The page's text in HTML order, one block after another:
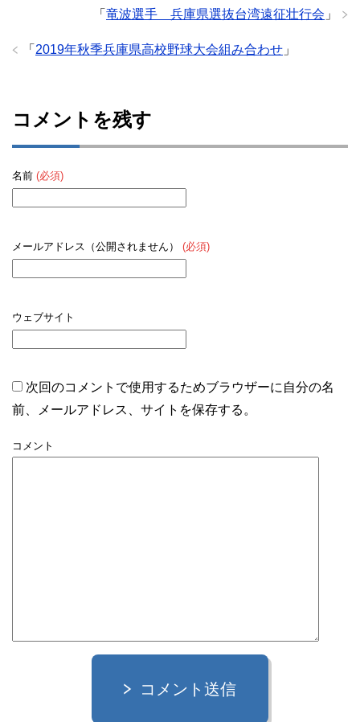
「 竜波選手 兵庫県選抜台湾遠征壮行会 」
「 2019年秋季兵庫県高校野球大会組み合わせ 」
コメントを残す
名前 (必須)
メールアドレス（公開されません） (必須)
ウェブサイト
次回のコメントで使用するためブラウザーに自分の名
前、メールアドレス、サイトを保存する。
コメント
コメント送信